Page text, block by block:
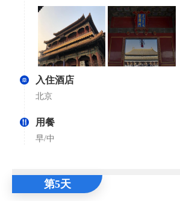
入住酒店
北京
用餐
早/中
第5天